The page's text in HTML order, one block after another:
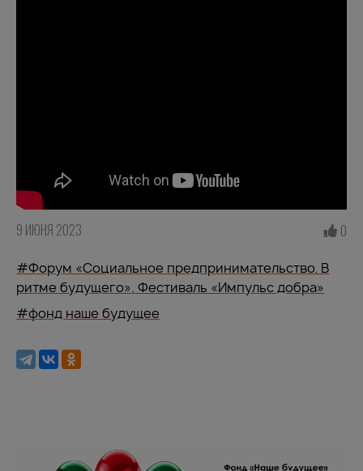
9 ИЮНЯ 2023 0
#Форум «Социальное предпринимательство. В
ритме будущего». Фестиваль «Импульс добра»
#фонд наше будущее